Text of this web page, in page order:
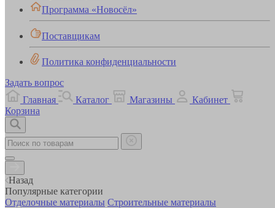
Программа «Новосёл»
Поставщикам
Политика конфиденциальности
Задать вопрос
Главная
Каталог Магазины
Кабинет
Корзина
Назад
Популярные категории
Отделочные материалы Строительные материалы